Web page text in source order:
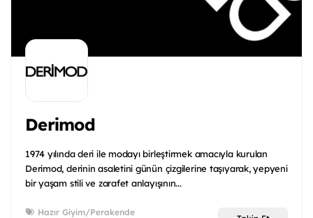
Derimod
1974 yılında deri ile modayı birleştirmek amacıyla kurulan
Derimod, derinin asaletini günün çizgilerine taşıyarak, yepyeni
bir yaşam stili ve zarafet anlayışının...
Hazır Giyim/Perakende